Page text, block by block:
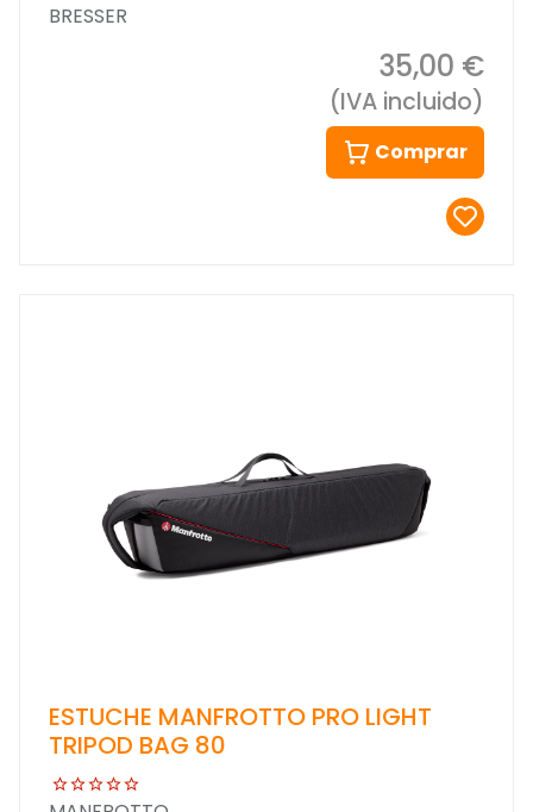
BRESSER
35,00 €
(IVA incluido)
Comprar
ESTUCHE MANFROTTO PRO LIGHT
TRIPOD BAG 80